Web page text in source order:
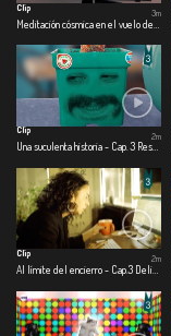
Clip
3m
Clip
2m
Clip
2m